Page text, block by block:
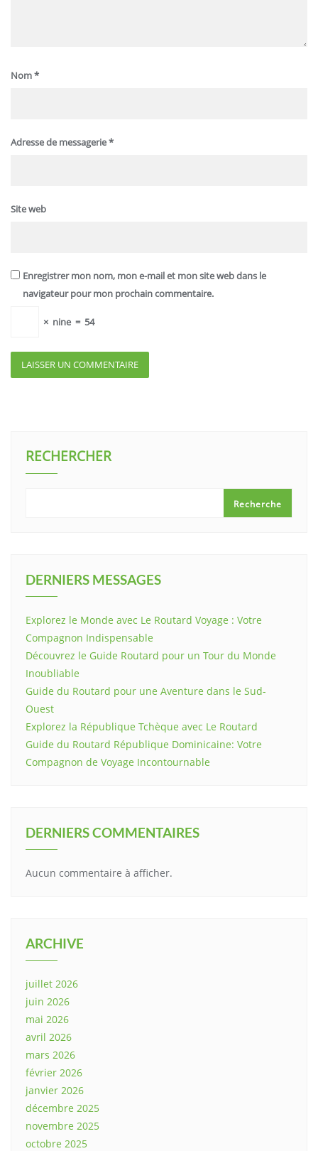
Nom*
Adresse de messagerie*
Site web
Enregistrer mon nom, mon e-mail et mon site web dans le
navigateur pour mon prochain commentaire.
× nine = 54
RECHERCHER
Recherche
DERNIERS MESSAGES
Explorez le Monde avec Le Routard Voyage : Votre
Compagnon Indispensable
Découvrez le Guide Routard pour un Tour du Monde
Inoubliable
Guide du Routard pour une Aventure dans le Sud-
Ouest
Explorez la République Tchèque avec Le Routard
Guide du Routard République Dominicaine: Votre
Compagnon de Voyage Incontournable
DERNIERS COMMENTAIRES
Aucun commentaire à afficher.
ARCHIVE
juillet 2026
juin 2026
mai 2026
avril 2026
mars 2026
février 2026
janvier 2026
décembre 2025
novembre 2025
octobre 2025